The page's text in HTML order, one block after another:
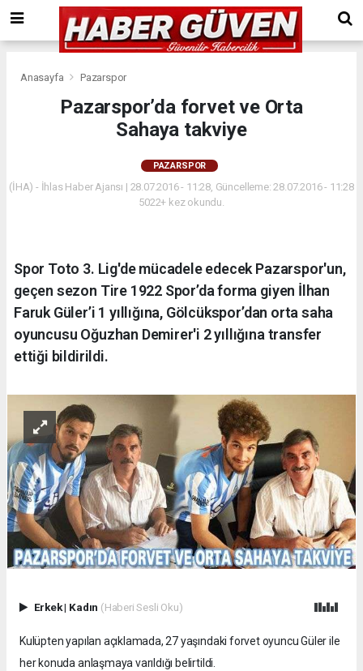
Anasayfa Pazarspor
Pazarspor’da forvet ve Orta
Sahaya takviye
PAZARSPOR
(İHA) - İhlas Haber Ajansı | 28.07.2016 - 11:28, Güncelleme: 28.07.2016 - 11:28
5022+ kez okundu.
Spor Toto 3. Lig'de mücadele edecek Pazarspor'un,
geçen sezon Tire 1922 Spor’da forma giyen İlhan
Faruk Güler’i 1 yıllığına, Gölcükspor’dan orta saha
oyuncusu Oğuzhan Demirer'i 2 yıllığına transfer
ettiği bildirildi.
Erkek| Kadın (Haberi Sesli Oku)
Kulüpten yapılan açıklamada, 27 yaşındaki forvet oyuncu Güler ile
her konuda anlaşmaya varıldığı belirtildi.